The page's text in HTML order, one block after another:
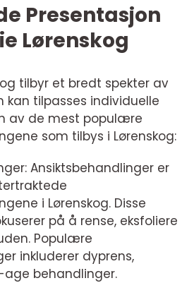
Presentasjon
Lørenskog
tilbyr et bredt spekter av
kan tilpasses individuelle
av de mest populære
som tilbys i Lørenskog:
Ansiktsbehandlinger er
i Lørenskog. Disse
på å rense, eksfoliere
Populære
inkluderer dyprens,
behandlinger.